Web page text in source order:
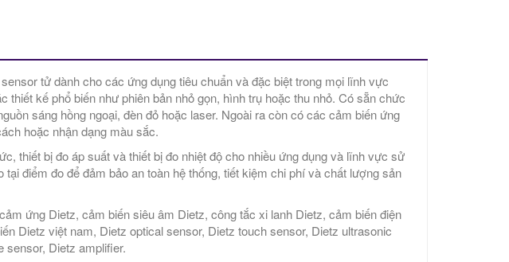
tử dành cho các ứng dụng tiêu chuẩn và đặc biệt trong mọi lĩnh vực
thiết kế phổ biến như phiên bản nhỏ gọn, hình trụ hoặc thu nhỏ. Có sẵn chức
sáng hồng ngoại, đèn đỏ hoặc laser. Ngoài ra còn có các cảm biến ứng
hoặc nhận dạng màu sắc.
thiết bị đo áp suất và thiết bị đo nhiệt độ cho nhiều ứng dụng và lĩnh vực sử
điểm đo để đảm bảo an toàn hệ thống, tiết kiệm chi phí và chất lượng sản
ứng Dietz, cảm biến siêu âm Dietz, công tắc xi lanh Dietz, cảm biến điện
Dietz việt nam, Dietz optical sensor, Dietz touch sensor, Dietz ultrasonic
sensor, Dietz amplifier.